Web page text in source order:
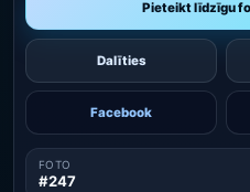
Pieteikt līdzīgu
Dalīties
Facebook
FOTO
#247